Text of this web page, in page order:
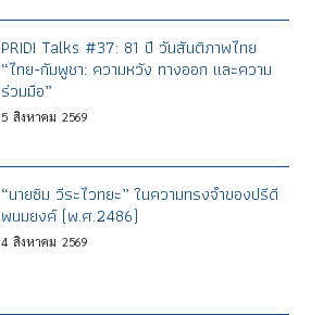
PRIDI Talks #37: 81 ปี วันสันติภาพไทย
“ไทย-กัมพูชา: ความหวัง ทางออก และความ
ร่วมมือ”
5 สิงหาคม 2569
“นายซิม วีระไวทยะ” ในความทรงจำของปรีดี
พนมยงค์ (พ.ศ.2486)
4 สิงหาคม 2569